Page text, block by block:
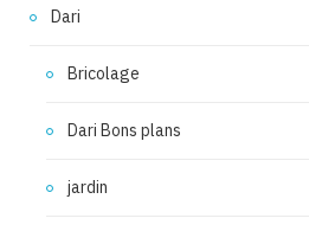
Dari
Bricolage
Dari Bons plans
jardin